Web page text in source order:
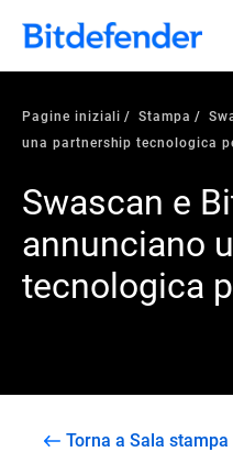
Pagine iniziali Stampa
una partnership tecnologica
Swascan e
annunciano
tecnologica
Torna a Sala stampa